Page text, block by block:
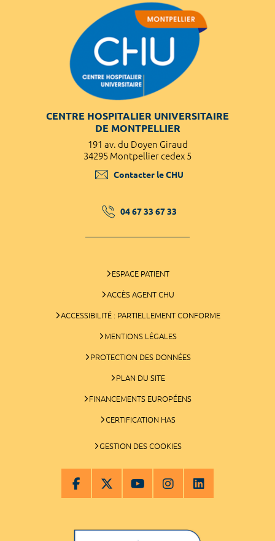
CENTRE HOSPITALIER UNIVERSITAIRE
DE MONTPELLIER
191 av. du Doyen Giraud
34295 Montpellier cedex 5
Contacter le CHU
04 67 33 67 33
ESPACE PATIENT
ACCÈS AGENT CHU
ACCESSIBILITÉ : PARTIELLEMENT CONFORME
MENTIONS LÉGALES
PROTECTION DES DONNÉES
PLAN DU SITE
FINANCEMENTS EUROPÉENS
CERTIFICATION HAS
GESTION DES COOKIES